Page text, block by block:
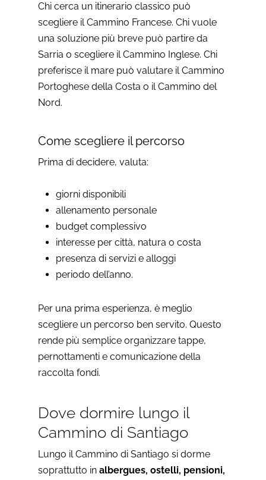
Chi cerca un itinerario classico può
scegliere il Cammino Francese. Chi vuole
una soluzione più breve può partire da
Sarria o scegliere il Cammino Inglese. Chi
preferisce il mare può valutare il Cammino
Portoghese della Costa o il Cammino del
Nord.
Come scegliere il percorso
Prima di decidere, valuta:
giorni disponibili
allenamento personale
budget complessivo
interesse per città, natura o costa
presenza di servizi e alloggi
periodo dell’anno.
Per una prima esperienza, è meglio
scegliere un percorso ben servito. Questo
rende più semplice organizzare tappe,
pernottamenti e comunicazione della
raccolta fondi.
Dove dormire lungo il
Cammino di Santiago
Lungo il Cammino di Santiago si dorme
soprattutto in albergues, ostelli, pensioni,